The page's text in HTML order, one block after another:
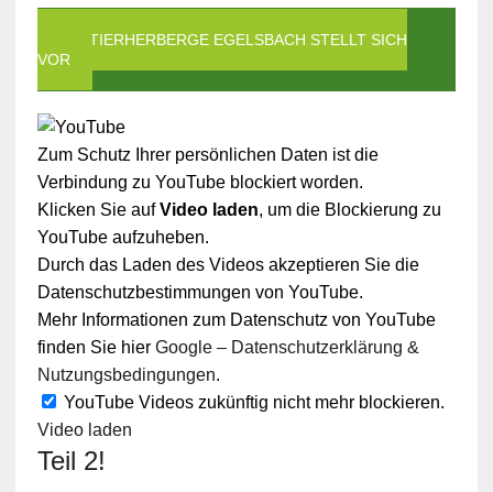
DIE TIERHERBERGE EGELSBACH STELLT SICH
VOR
Zum Schutz Ihrer persönlichen Daten ist die
Verbindung zu YouTube blockiert worden.
Klicken Sie aufVideo laden, um die Blockierung zu
YouTube aufzuheben.
Durch das Laden des Videos akzeptieren Sie die
Datenschutzbestimmungen von YouTube.
Mehr Informationen zum Datenschutz von YouTube
finden Sie hier Google – Datenschutzerklärung &
Nutzungsbedingungen.
YouTube Videos zukünftig nicht mehr blockieren.
Video laden
Teil 2!